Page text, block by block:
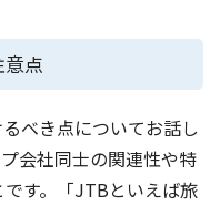
点
べき点についてお話し
会社同士の関連性や特
す。「JTBといえば旅